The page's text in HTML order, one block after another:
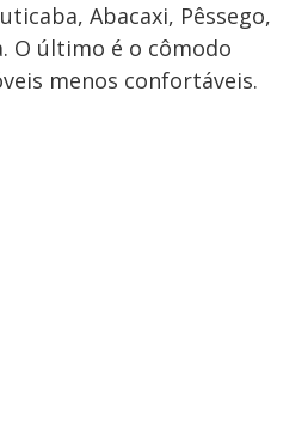
Abacaxi, Pêssego,
O último é o cômodo
menos confortáveis.